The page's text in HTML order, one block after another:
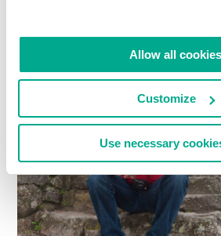
Allow all cookies
Customize
Use necessary